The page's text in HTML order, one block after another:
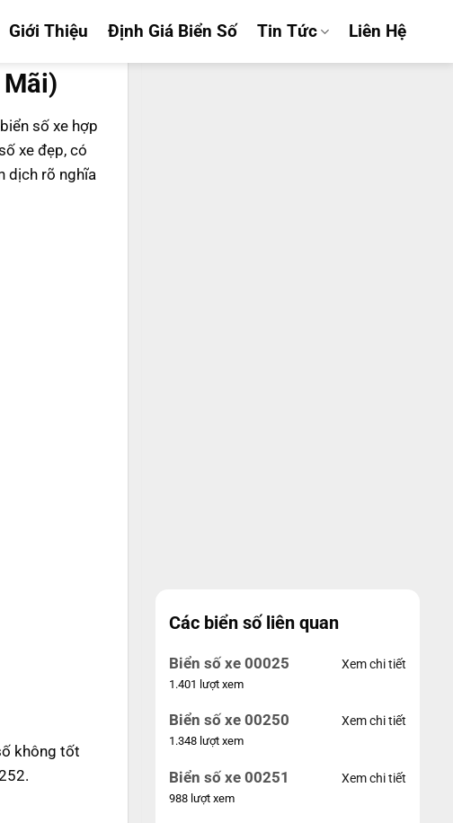
Giới Thiệu Định Giá Biển Số Tin Tức Liên Hệ
số xe hợp
xe đẹp, có
dịch rõ nghĩa
không tốt
Các biển số liên quan
Biển số xe 00025
1.401 lượt xem
Xem chi tiết
Biển số xe 00250
1.348 lượt xem
Xem chi tiết
Biển số xe 00251
988 lượt xem
Xem chi tiết